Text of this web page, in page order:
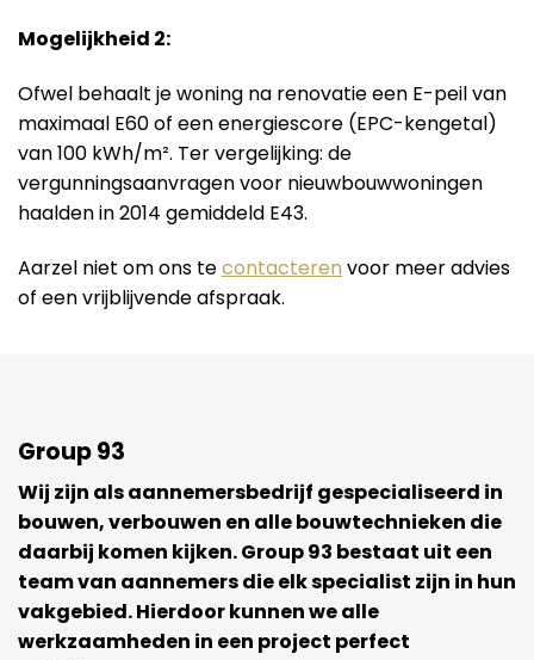
Mogelijkheid 2:
Ofwel behaalt je woning na renovatie een E-peil van
maximaal E60 of een energiescore (EPC-kengetal)
van 100 kWh/m². Ter vergelijking: de
vergunningsaanvragen voor nieuwbouwwoningen
haalden in 2014 gemiddeld E43.
Aarzel niet om ons tecontacteren voor meer advies
of een vrijblijvende afspraak.
Group 93
Wij zijn als aannemersbedrijf gespecialiseerd in
bouwen, verbouwen en alle bouwtechnieken die
daarbij komen kijken. Group 93 bestaat uit een
team van aannemers die elk specialist zijn in hun
vakgebied. Hierdoor kunnen we alle
werkzaamheden in een project perfect